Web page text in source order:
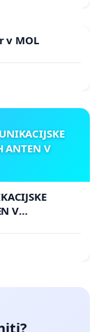
v MOL
ANTEN V
V